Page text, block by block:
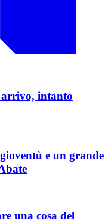
intanto
e un grande
una cosa del